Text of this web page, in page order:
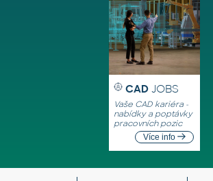
CAD JOBS
Vaše CAD kariéra -
nabídky a poptávky
pracovních pozic
Více info